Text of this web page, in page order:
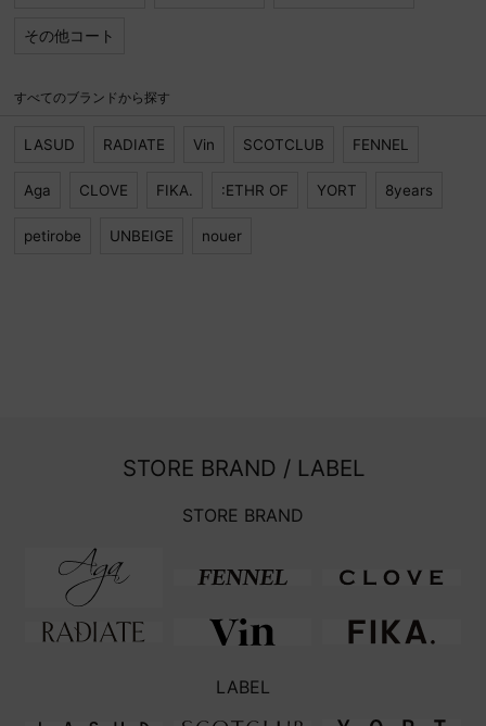
その他コート
すべてのブランドから探す
LASUD RADIATE Vin SCOTCLUB FENNEL
Aga CLOVE FIKA. :ETHR OF YORT 8years
petirobe UNBEIGE nouer
STORE BRAND / LABEL
STORE BRAND
LABEL